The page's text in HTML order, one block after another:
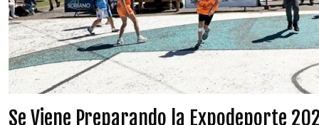
Se Viene Preparando la Expodeporte